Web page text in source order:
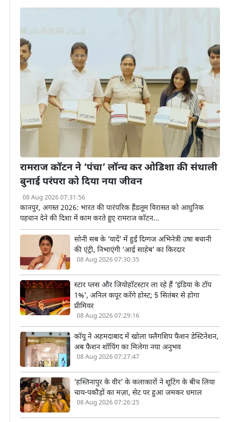
रामराज कॉटन ने ‘पंचा’ लॉन्च कर ओडिशा की संथाली
बुनाई परंपरा को दिया नया जीवन
08 Aug 2026 07:31:56
कानपुर, अगस्त 2026: भारत की पारंपरिक हैंडलूम विरासत को आधुनिक
पहचान देने की दिशा में काम करते हुए रामराज कॉटन...
सोनी सब के ‘यादें’ में हुईं दिग्गज अभिनेत्री उषा बचानी
की एंट्री, निभाएंगी ‘आई साहेब’ का किरदार
08 Aug 2026 07:30:35
स्टार प्लस और जियोहॉटस्टार ला रहे हैं ‘इंडिया के टॉप
1%’, अनिल कपूर करेंगे होस्ट; 5 सितंबर से होगा
प्रीमियर
08 Aug 2026 07:29:16
कॉयू ने अहमदाबाद में खोला फ्लैगशिप फैशन डेस्टिनेशन,
अब फैशन शॉपिंग का मिलेगा नया अनुभव
08 Aug 2026 07:27:47
‘हस्तिनापुर के वीर’ के कलाकारों ने शूटिंग के बीच लिया
चाय-पकौड़ों का मज़ा, सेट पर हुआ जमकर धमाल
08 Aug 2026 07:26:25